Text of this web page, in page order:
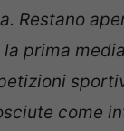
Restano
prima
come